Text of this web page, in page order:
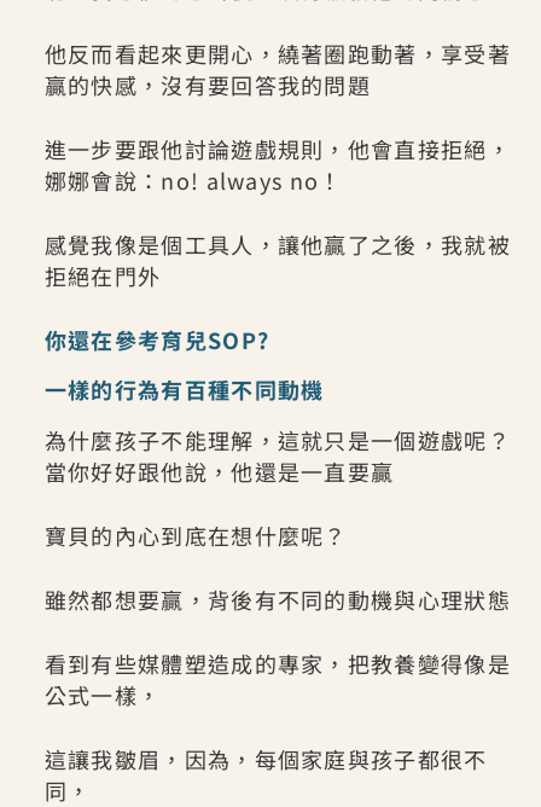
他反而看起來更開心，繞著圈跑動著，享受著
贏的快感，沒有要回答我的問題
進一步要跟他討論遊戲規則，他會直接拒絕，
娜娜會說：no! always no！
感覺我像是個工具人，讓他贏了之後，我就被
拒絕在門外
你還在參考育兒SOP?
一樣的行為有百種不同動機
為什麼孩子不能理解，這就只是一個遊戲呢？
當你好好跟他說，他還是一直要贏
寶貝的內心到底在想什麼呢？
雖然都想要贏，背後有不同的動機與心理狀態
看到有些媒體塑造成的專家，把教養變得像是
公式一樣，
這讓我皺眉，因為，每個家庭與孩子都很不
同，